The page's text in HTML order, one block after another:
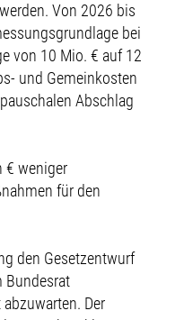
Von 2026 bis
bei
von 10 Mio. € auf 12
und Gemeinkosten
Abschlag
€ weniger
für den
den Gesetzentwurf
Bundesrat
Der